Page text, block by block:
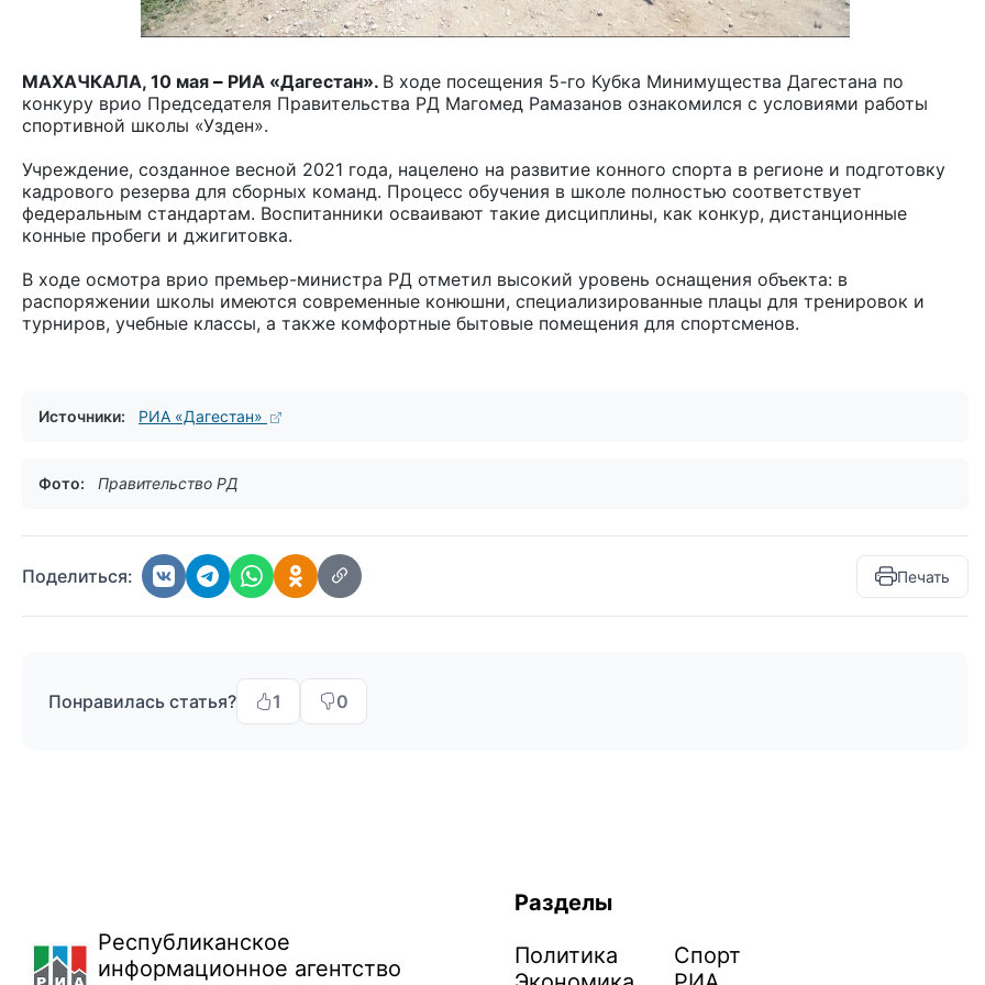
МАХАЧКАЛА, 10 мая – РИА «Дагестан». В ходе посещения 5-го Кубка Минимущества Дагестана по
конкуру врио Председателя Правительства РД Магомед Рамазанов ознакомился с условиями работы
спортивной школы «Узден».
Учреждение, созданное весной 2021 года, нацелено на развитие конного спорта в регионе и подготовку
кадрового резерва для сборных команд. Процесс обучения в школе полностью соответствует
федеральным стандартам. Воспитанники осваивают такие дисциплины, как конкур, дистанционные
конные пробеги и джигитовка.
В ходе осмотра врио премьер-министра РД отметил высокий уровень оснащения объекта: в
распоряжении школы имеются современные конюшни, специализированные плацы для тренировок и
турниров, учебные классы, а также комфортные бытовые помещения для спортсменов.
Источники: РИА «Дагестан»
Фото: Правительство РД
Поделиться: Печать
Понравилась статья? 1 0
Республиканское
информационное агентство
Разделы
Политика
Спорт